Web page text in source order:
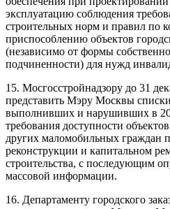
эксплуатацию соблюдения
строительных норм и правил по
приспособлению объектов
(независимо от формы
подчиненности) для нужд
15. Мосгосстройнадзору до 31
представить Мэру Москвы
выполнивших и нарушивших в
требования доступности
других маломобильных граждан
реконструкции и капитальном
строительства, с последующим
массовой информации.
16. Департаменту городского